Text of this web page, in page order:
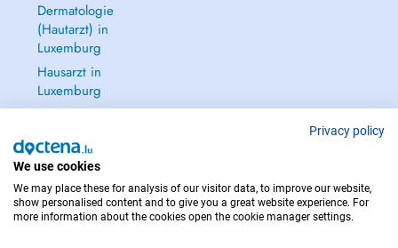
Dermatologie
(Hautarzt) in
Luxemburg
Hausarzt in
Luxemburg
Gynäkologie
Frauenheilkunde)
in Luxemburg
Alle anzeigen →
Privacy policy
We use cookies
We may place these for analysis of our visitor data, to improve our website,
show personalised content and to give you a great website experience. For
more information about the cookies open the cookie manager settings.